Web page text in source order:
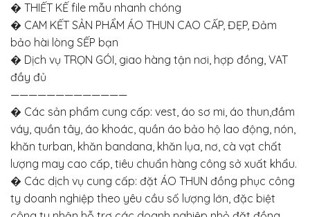
� THIẾT KẾ file mẫu nhanh chóng
� CAM KẾT SẢN PHẨM ÁO THUN CAO CẤP, ĐẸP, Đảm
bảo hài lòng SẾP bạn
� Dịch vụ TRỌN GÓI, giao hàng tận nơi, hợp đồng, VAT
đầy đủ
—————————————
� Các sản phẩm cung cấp: vest, áo sơ mi, áo thun,đầm
váy, quần tây, áo khoác, quần áo bảo hộ lao động, nón,
khăn turban, khăn bandana, khăn lụa, nơ, cà vạt chất
lượng may cao cấp, tiêu chuẩn hàng công sở xuất khẩu.
� Các dịch vụ cung cấp: đặt ÁO THUN đồng phục công
ty doanh nghiệp theo yêu cầu số lượng lớn, đặc biệt